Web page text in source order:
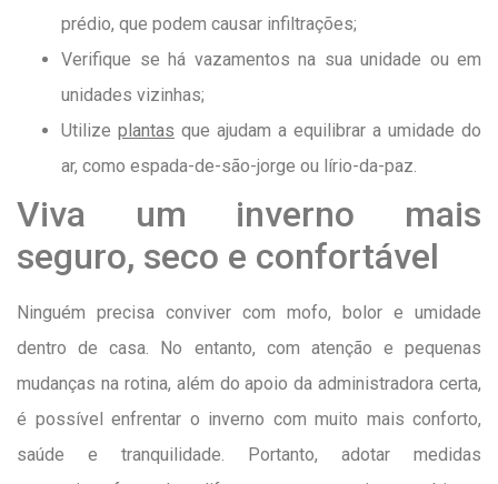
prédio, que podem causar infiltrações;
Verifique se há vazamentos na sua unidade ou em
unidades vizinhas;
Utilize plantas que ajudam a equilibrar a umidade do
ar, como espada-de-são-jorge ou lírio-da-paz.
Viva um inverno mais
seguro, seco e confortável
Ninguém precisa conviver com mofo, bolor e umidade
dentro de casa. No entanto, com atenção e pequenas
mudanças na rotina, além do apoio da administradora certa,
é possível enfrentar o inverno com muito mais conforto,
saúde e tranquilidade. Portanto, adotar medidas